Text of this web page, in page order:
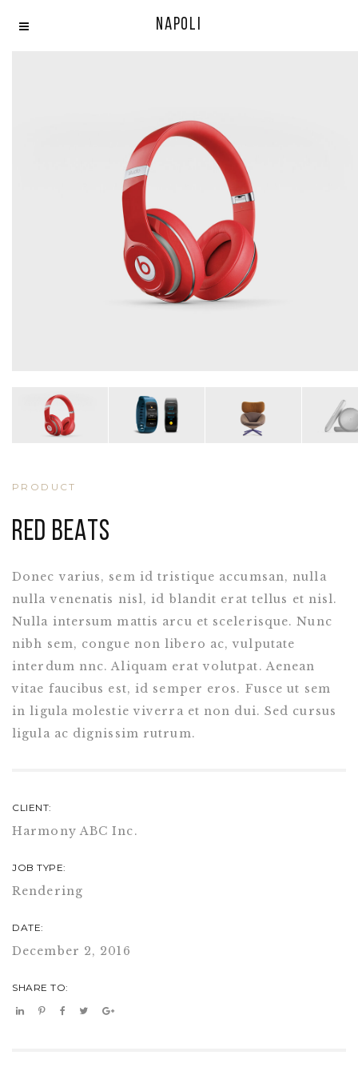
Napoli
PRODUCT
RED BEATS
Donec varius, sem id tristique accumsan, nulla
nulla venenatis nisl, id blandit erat tellus et nisl.
Nulla intersum mattis arcu et scelerisque. Nunc
nibh sem, congue non libero ac, vulputate
interdum nnc. Aliquam erat volutpat. Aenean
vitae faucibus est, id semper eros. Fusce ut sem
in ligula molestie viverra et non dui. Sed cursus
ligula ac dignissim rutrum.
CLIENT:
Harmony ABC Inc.
JOB TYPE:
Rendering
DATE:
December 2, 2016
SHARE TO: